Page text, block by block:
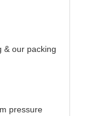
& our packing
pressure